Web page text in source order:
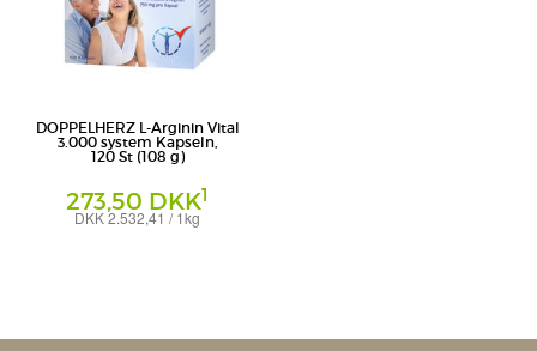
DOPPELHERZ L-Arginin Vital
3.000 system Kapseln,
120 St (108 g)
273,50 DKK1
DKK 2.532,41 / 1kg